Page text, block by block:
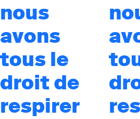
nous
avons
tous le
droit de
respirer